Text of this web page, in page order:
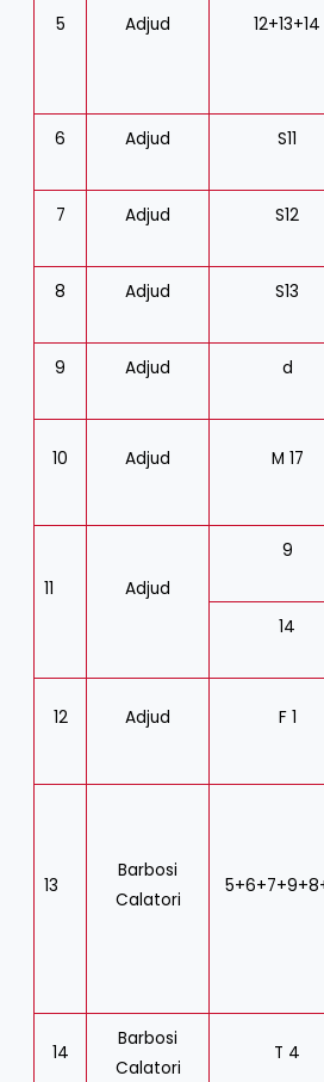
5 Adjud 12+13+14
6 Adjud S11
7 Adjud S12
8 Adjud S13
9 Adjud d
10 Adjud M 17
11 Adjud
9
14
12 Adjud F 1
13
Barbosi
Calatori
14
Barbosi
Calatori
T 4